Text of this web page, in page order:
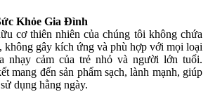
Khỏe Gia Đình
cơ thiên nhiên của chúng tôi không chứa
không gây kích ứng và phù hợp với mọi loại
nhạy cảm của trẻ nhỏ và người lớn tuổi.
mang đến sản phẩm sạch, lành mạnh, giúp
dụng hằng ngày.